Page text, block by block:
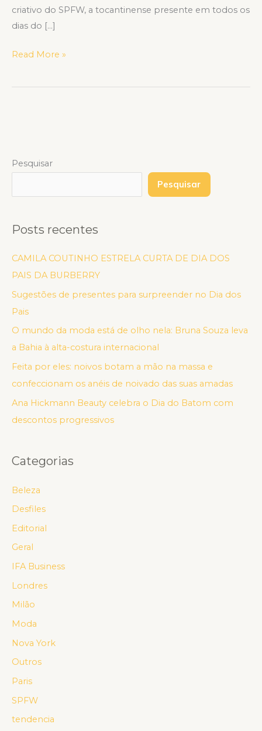
criativo do SPFW, a tocantinense presente em todos os
dias do […]
Read More »
Pesquisar
Pesquisar
Posts recentes
CAMILA COUTINHO ESTRELA CURTA DE DIA DOS
PAIS DA BURBERRY
Sugestões de presentes para surpreender no Dia dos
Pais
O mundo da moda está de olho nela: Bruna Souza leva
a Bahia à alta-costura internacional
Feita por eles: noivos botam a mão na massa e
confeccionam os anéis de noivado das suas amadas
Ana Hickmann Beauty celebra o Dia do Batom com
descontos progressivos
Categorias
Beleza
Desfiles
Editorial
Geral
IFA Business
Londres
Milão
Moda
Nova York
Outros
Paris
SPFW
tendencia